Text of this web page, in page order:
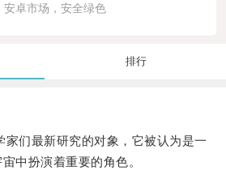
安卓市场，安全绿色
排行
们最新研究的对象，它被认为是一
中扮演着重要的角色。